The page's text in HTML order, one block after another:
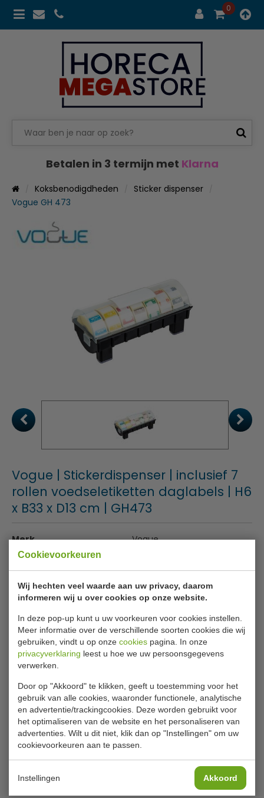
Cookievoorkeuren
Wij hechten veel waarde aan uw privacy, daarom
informeren wij u over cookies op onze website.
In deze pop-up kunt u uw voorkeuren voor cookies instellen.
Meer informatie over de verschillende soorten cookies die wij
gebruiken, vindt u op onze cookies pagina. In onze
privacyverklaring leest u hoe we uw persoonsgegevens
verwerken.
Door op "Akkoord" te klikken, geeft u toestemming voor het
gebruik van alle cookies, waaronder functionele, analytische
en advertentie/trackingcookies. Deze worden gebruikt voor
het optimaliseren van de website en het personaliseren van
advertenties. Wilt u dit niet, klik dan op "Instellingen" om uw
cookievoorkeuren aan te passen.
Instellingen Akkoord
0
Betalen in 3 termijn met Klarna
Koksbenodigdheden
Sticker dispenser
Vogue GH 473
Vogue | Stickerdispenser | inclusief 7
rollen voedseletiketten daglabels | H6
x B33 x D13 cm | GH473
Merk
Vogue
Artikelnummer
werkdagen)
€ 59,99 | Voordeel € 3,99
€ 56,00excl. btw
In winkelwagentje
Ofbetaal22,59 in 3 termijnenmet Klarna
✔ Gratis verzending* ✔ 24 uur levering ✔ Laagste
prijsgarantie